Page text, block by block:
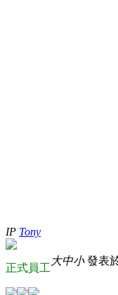
IP Tony
正式員工
大中小發表